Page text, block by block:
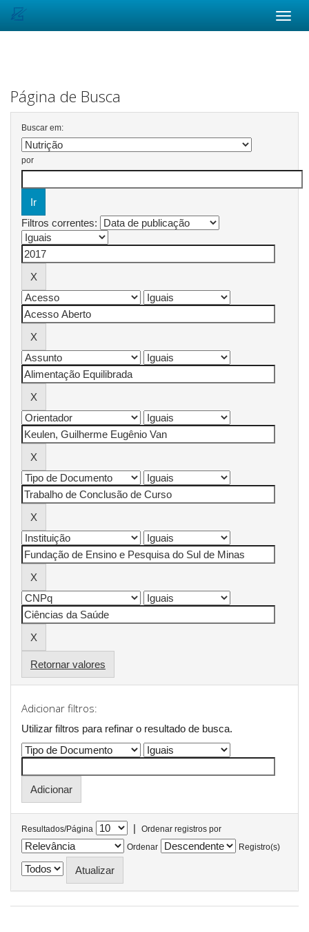
Página de Busca
Buscar em:
por
Filtros correntes:
Retornar valores
Adicionar filtros:
Utilizar filtros para refinar o resultado de busca.
Resultados/Página |
Ordenar registros por
Ordenar
Registro(s)